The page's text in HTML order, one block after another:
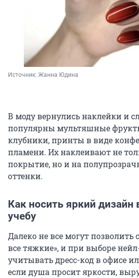
Источник: Жанна Юдина
В моду вернулись наклейки и
популярны мультяшные
клубники, принты в виде
пламени. Их наклеивают не
покрытие, но и на
оттенки.
Как носить яркий дизайн
учебу
Далеко не все могут позволить
все тяжкие», и при выборе
учитывать дресс-код в офисе
если душа просит яркости,